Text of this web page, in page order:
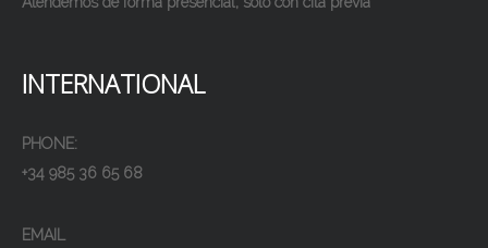
INTERNATIONAL
PHONE:
+34 985 36 65 68
EMAIL